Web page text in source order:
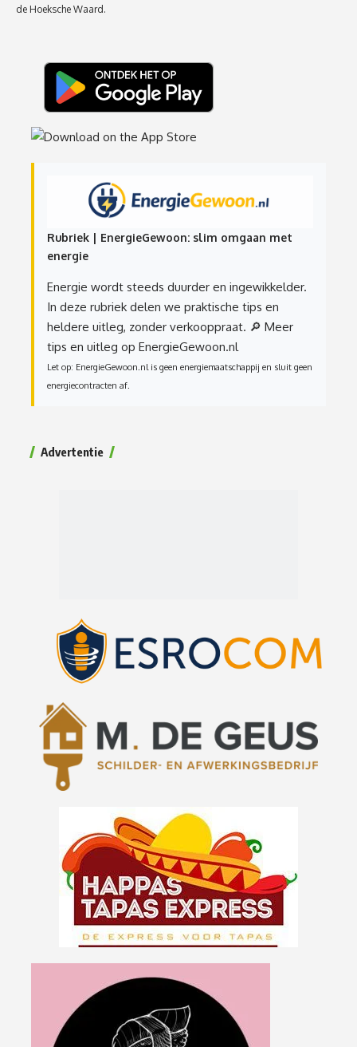
de Hoeksche Waard.
Rubriek | EnergieGewoon: slim omgaan met
energie
Energie wordt steeds duurder en ingewikkelder.
In deze rubriek delen we praktische tips en
heldere uitleg, zonder verkooppraat. 🔎 Meer
tips en uitleg op EnergieGewoon.nl
Let op: EnergieGewoon.nl is geen energiemaatschappij en sluit geen
energiecontracten af.
Advertentie